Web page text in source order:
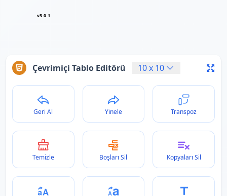
v3.0.1
Çevrimiçi Tablo Editörü 10x 10
Geri Al Yinele Transpoz
Temizle Boşları Sil Kopyaları Sil